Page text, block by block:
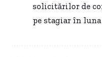
solicitărilor de
pe stagiar în luna